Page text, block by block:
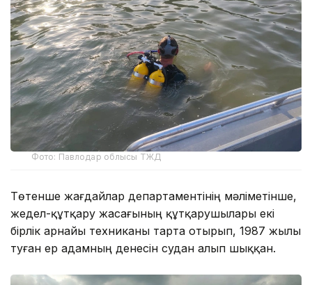
Фото: Павлодар облысы ТЖД
Төтенше жағдайлар департаментінің мәліметінше,
жедел-құтқару жасағының құтқарушылары екі
бірлік арнайы техниканы тарта отырып, 1987 жылы
туған ер адамның денесін судан алып шыққан.